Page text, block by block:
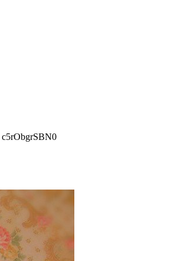
c5rObgrSBN0